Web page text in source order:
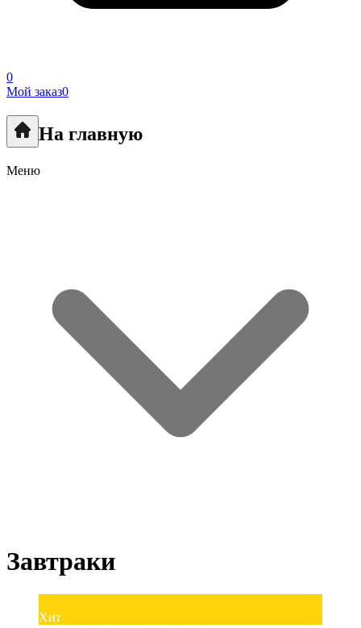
0
Мой заказ0
На главную
Меню
Завтраки
Хит